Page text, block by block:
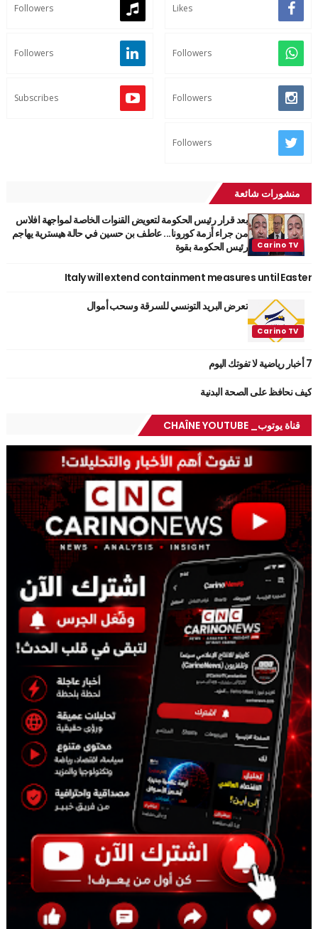
Likes
Followers
Followers
Followers
Followers
Subscribes
Followers
منشورات شائعة
بعد قرار رئيس الحكومة لتعويض القنوات الخاصة لمواجهة افلاس
من جراء أزمة كورونا... عاطف بن حسين في حالة هيسترية يهاجم
رئيس الحكومة بقوة
Italy will extend containment measures until Easter
تعرض البريد التونسي للسرقة وسحب أموال
7 أخبار رياضية لا تفوتك اليوم
كيف نحافظ على الصحة البدنية
قناة يوتوب_ CHAÎNE YOUTUBE